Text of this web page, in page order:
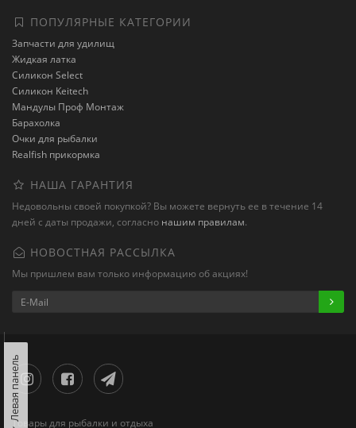
ПОПУЛЯРНЫЕ КАТЕГОРИИ
Запчасти для удилищ
Жидкая латка
Силикон Select
Силикон Keitech
Мандулы Проф Монтаж
Барахолка
Очки для рыбалки
Realfish прикормка
НАША ГАРАНТИЯ
Недовольны своей покупкой? Вы можете вернуть ее в течение 14
дней с даты продажи, согласно нашим правилам.
НОВОСТНАЯ РАССЫЛКА
Мы пришлем вам только информацию об акциях!
Товары для рыбалки и отдыха
Левая панель